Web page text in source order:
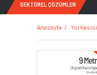
SEKTÖREL ÇÖZÜMLER
Anasayfa Yol Kasisi